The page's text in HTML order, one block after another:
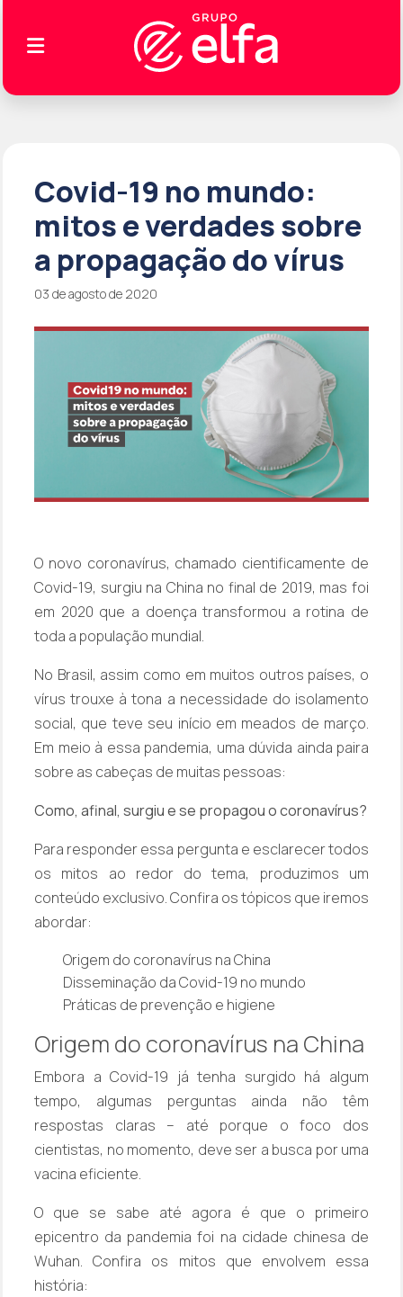
Covid-19 no mundo:
mitos e verdades sobre
a propagação do vírus
03 de agosto de 2020
O novo coronavírus, chamado cientificamente de
Covid-19, surgiu na China no final de 2019, mas foi
em 2020 que a doença transformou a rotina de
toda a população mundial.
No Brasil, assim como em muitos outros países, o
vírus trouxe à tona a necessidade do isolamento
social, que teve seu início em meados de março.
Em meio à essa pandemia, uma dúvida ainda paira
sobre as cabeças de muitas pessoas:
Como, afinal, surgiu e se propagou o coronavírus?
Para responder essa pergunta e esclarecer todos
os mitos ao redor do tema, produzimos um
conteúdo exclusivo. Confira os tópicos que iremos
abordar:
Origem do coronavírus na China
Disseminação da Covid-19 no mundo
Práticas de prevenção e higiene
Origem do coronavírus na China
Embora a Covid-19 já tenha surgido há algum
tempo, algumas perguntas ainda não têm
respostas claras – até porque o foco dos
cientistas, no momento, deve ser a busca por uma
vacina eficiente.
O que se sabe até agora é que o primeiro
epicentro da pandemia foi na cidade chinesa de
Wuhan. Confira os mitos que envolvem essa
história: